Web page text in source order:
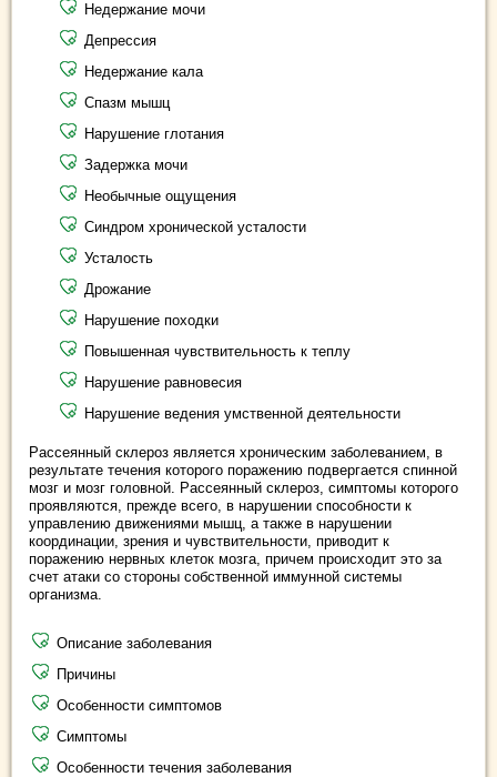
Недержание мочи
Депрессия
Недержание кала
Спазм мышц
Нарушение глотания
Задержка мочи
Необычные ощущения
Синдром хронической усталости
Усталость
Дрожание
Нарушение походки
Повышенная чувствительность к теплу
Нарушение равновесия
Нарушение ведения умственной деятельности
Рассеянный склероз является хроническим заболеванием, в
результате течения которого поражению подвергается спинной
мозг и мозг головной. Рассеянный склероз, симптомы которого
проявляются, прежде всего, в нарушении способности к
управлению движениями мышц, а также в нарушении
координации, зрения и чувствительности, приводит к
поражению нервных клеток мозга, причем происходит это за
счет атаки со стороны собственной иммунной системы
организма.
Описание заболевания
Причины
Особенности симптомов
Симптомы
Особенности течения заболевания